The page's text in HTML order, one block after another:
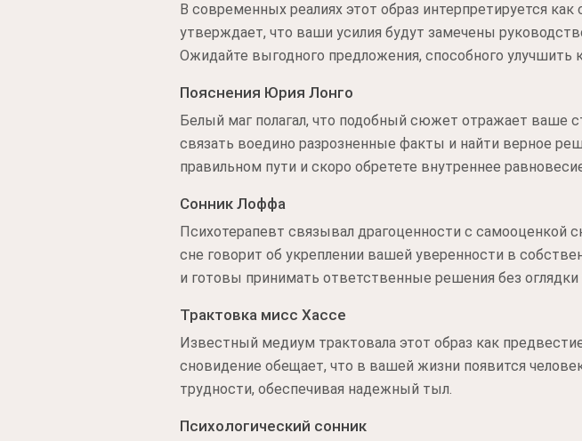
В современных реалиях этот образ интерпретируется
утверждает, что ваши усилия будут замечены
Ожидайте выгодного предложения, способного
Пояснения Юрия Лонго
Белый маг полагал, что подобный сюжет отражает ваше
связать воедино разрозненные факты и найти верное
правильном пути и скоро обретете внутреннее
Сонник Лоффа
Психотерапевт связывал драгоценности с самооценкой
сне говорит об укреплении вашей уверенности в
и готовы принимать ответственные решения без оглядки
Трактовка мисс Хассе
Известный медиум трактовала этот образ как
сновидение обещает, что в вашей жизни появится
трудности, обеспечивая надежный тыл.
Психологический сонник